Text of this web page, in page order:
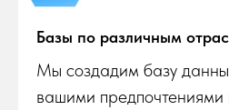
Базы по различным
Мы создадим базу
вашими